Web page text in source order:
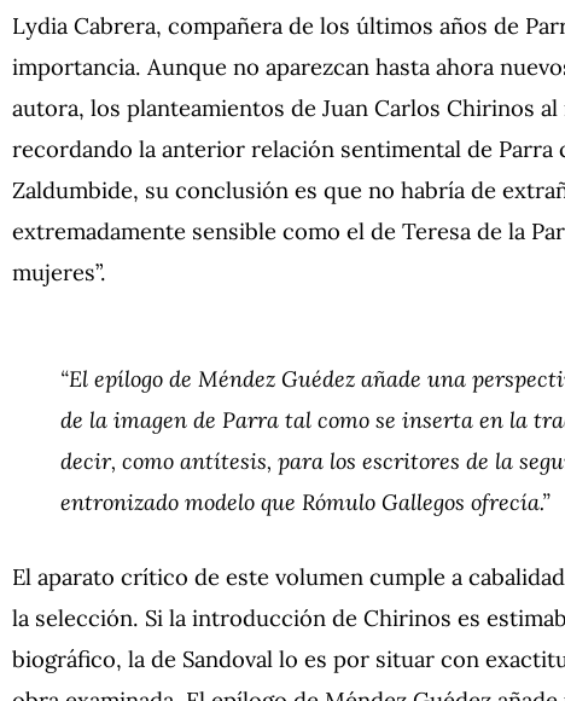
Lydia Cabrera, compañera de los últimos años de
importancia. Aunque no aparezcan hasta ahora
autora, los planteamientos de Juan Carlos Chirinos
recordando la anterior relación sentimental de Parra
Zaldumbide, su conclusión es que no habría de
extremadamente sensible como el de Teresa de la
mujeres”.
“El epílogo de Méndez Guédez añade una
de la imagen de Parra tal como se inserta en la
decir, como antítesis, para los escritores de la
entronizado modelo que Rómulo Gallegos ofrecía.”
El aparato crítico de este volumen cumple a
la selección. Si la introducción de Chirinos es
biográfico, la de Sandoval lo es por situar con